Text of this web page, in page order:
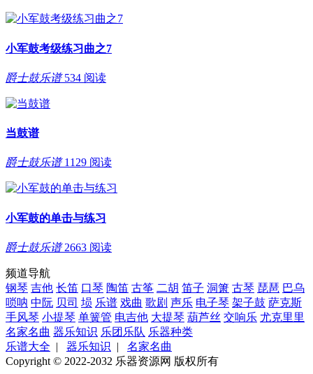
小军鼓考级练习曲之7
爵士鼓乐谱 534 阅读
当鼓谱
爵士鼓乐谱 1129 阅读
小军鼓的单击与练习
爵士鼓乐谱 2663 阅读
频道导航
钢琴 吉他 长笛 口琴 陶笛 古筝 二胡 笛子 洞箫 古琴 琵琶 巴乌
唢呐 中阮 贝司 埙 乐谱 戏曲 歌剧 声乐 电子琴 架子鼓 萨克斯
手风琴 小提琴 单簧管 电吉他 大提琴 葫芦丝 交响乐 尤克里里
名家名曲 器乐知识 乐团乐队 乐器种类
乐谱大全 | 器乐知识 | 名家名曲
Copyright © 2022-2032 乐器资源网 版权所有